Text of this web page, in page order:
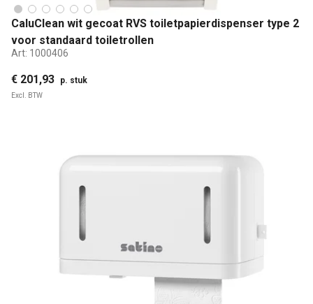
CaluClean wit gecoat RVS toiletpapierdispenser type 2
voor standaard toiletrollen
Art: 1000406
€ 201,93 p. stuk
Excl. BTW